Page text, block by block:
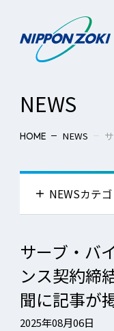
NEWS
HOME NEWS
NEWSカテ
ニュース一覧
プレスリリー
お知らせ
サーブ・バ
ンス契約締
聞に記事が
2025年08月06日